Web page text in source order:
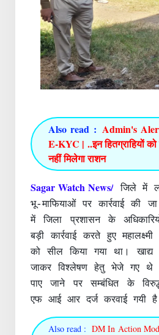
Also read : Admin's
E-KYC | ..इन हितग्राहियों
नहीं मिलेगा राशन
Sagar Watch News/
जिले में
भू-माफियाओं पर कार्रवाई की
में जिला प्रशासन के
बड़ी कार्रवाई करते हुए
को सील किया गया था।
खाद्य
जाकर विश्लेषण हेतु भेजे गए थे
पाए जाने पर सम्बंधित के
एफ आई आर दर्ज करवाई गयी है
Also read : DM In Action